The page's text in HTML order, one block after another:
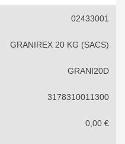
02433001
GRANIREX 20 KG (SACS)
GRANI20D
3178310011300
0,00 €